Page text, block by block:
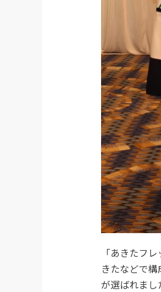
「あきたフ
きたなどで
が選ばれまし